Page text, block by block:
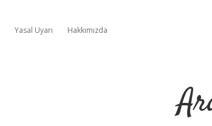
Yasal Uyarı Hakkımızda